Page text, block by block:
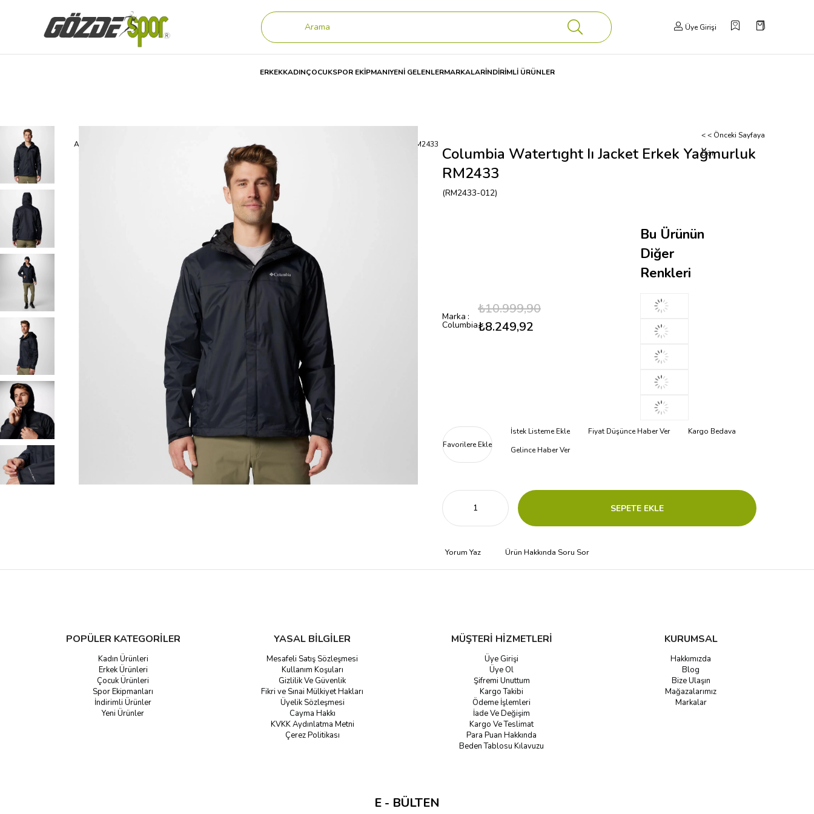
Üye Girişi
ERKEKKADINÇOCUKSPOR EKİPMANIYENİ GELENLERMARKALARİNDİRİMLİ ÜRÜNLER
Anasayfa Columbia Watertıght Iı Jacket Erkek Yağmurluk RM2433
< < Önceki Sayfaya
Dön
Columbia Watertıght Iı Jacket Erkek Yağmurluk
RM2433
(RM2433-012)
Marka :
Columbia
₺10.999,90
₺8.249,92
Bu Ürünün
Diğer
Renkleri
Favorilere Ekle
İstek Listeme Ekle Fiyat Düşünce Haber Ver
Kargo Bedava
Gelince Haber Ver
Yorum Yaz Ürün Hakkında Soru Sor
POPÜLER KATEGORİLER
Kadın Ürünleri
Erkek Ürünleri
Çocuk Ürünleri
Spor Ekipmanları
İndirimli Ürünler
Yeni Ürünler
YASAL BİLGİLER
Mesafeli Satış Sözleşmesi
Kullanım Koşuları
Gizlilik Ve Güvenlik
Fikri ve Sınai Mülkiyet Hakları
Üyelik Sözleşmesi
Cayma Hakkı
KVKK Aydınlatma Metni
Çerez Politikası
MÜŞTERİ HİZMETLERİ
Üye Girişi
Üye Ol
Şifremi Unuttum
Kargo Takibi
Ödeme İşlemleri
İade Ve Değişim
Kargo Ve Teslimat
Para Puan Hakkında
Beden Tablosu Kılavuzu
KURUMSAL
Hakkımızda
Blog
Bize Ulaşın
Mağazalarımız
Markalar
E - BÜLTEN